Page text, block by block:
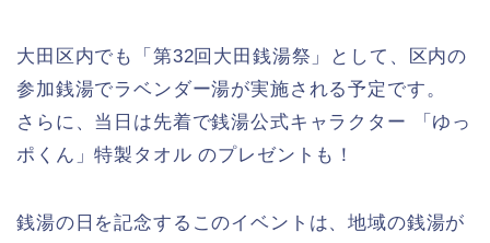
大田区内でも「第32回大田銭湯祭」として、区内の
参加銭湯でラベンダー湯が実施される予定です。
さらに、当日は先着で銭湯公式キャラクター 「ゆっ
ポくん」特製タオル のプレゼントも！
銭湯の日を記念するこのイベントは、地域の銭湯が